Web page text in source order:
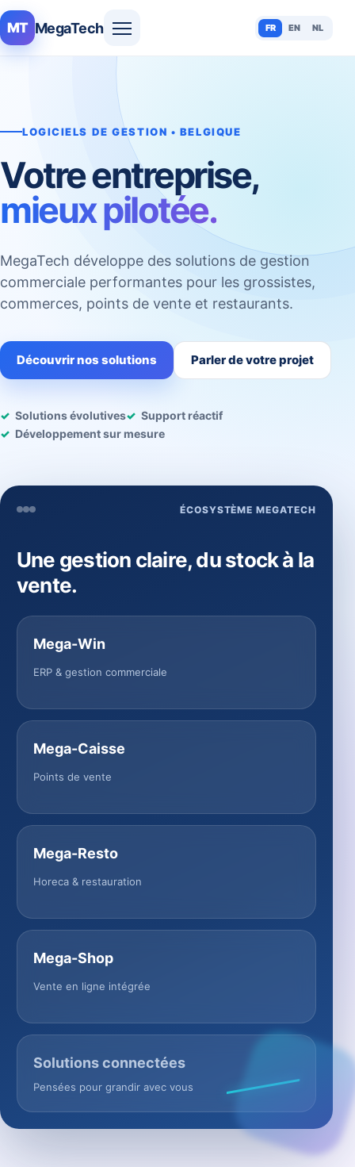
MT MegaTech FR EN NL
LOGICIELS DE GESTION • BELGIQUE
Votre entreprise,
mieux pilotée.
MegaTech développe des solutions de gestion
commerciale performantes pour les grossistes,
commerces, points de vente et restaurants.
Découvrir nos solutions Parler de votre projet
Solutions évolutives
Support réactif
Développement sur mesure
ÉCOSYSTÈME MEGATECH
Une gestion claire, du stock à la
vente.
Mega-Win
ERP & gestion commerciale
Mega-Caisse
Points de vente
Mega-Resto
Horeca & restauration
Mega-Shop
Vente en ligne intégrée
Solutions connectées
Pensées pour grandir avec vous